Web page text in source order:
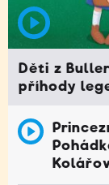
Děti z
příhody